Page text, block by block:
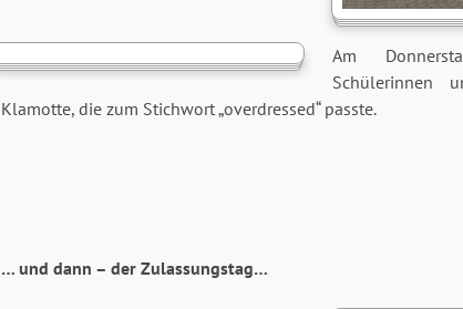
Am
Schülerinnen
Klamotte, die zum Stichwort „overdressed“ passte.
… und dann – der Zulassungstag…